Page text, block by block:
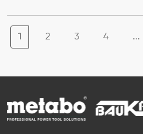
1 2 3 4 ...